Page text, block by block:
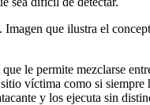
le permite mezclarse
víctima como si
y los ejecuta sin